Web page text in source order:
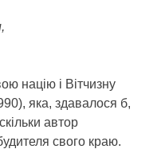
націю і Вітчизну
яка, здавалося б,
автор
свого краю.